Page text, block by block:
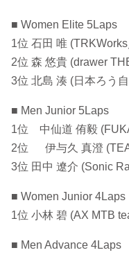
■ Women Elite 5Laps
1位 石田 唯
2位 森 悠貴 (drawer
3位 北島 湊 (日本ろう
■ Men Junior 5Laps
1位 中仙道 侑毅
2位 伊与久 真澄
3位 田中 遼介 (Sonic
■ Women Junior 4Laps
1位 小林 碧 (AX MTB
■ Men Advance 4Laps